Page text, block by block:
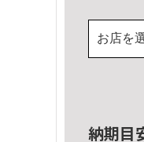
お店を
納期目